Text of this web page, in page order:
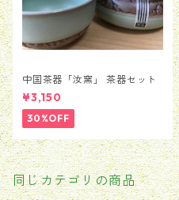
中国茶器「汝窯」 茶器セット
¥3,150
30%OFF
同じカテゴリの商品